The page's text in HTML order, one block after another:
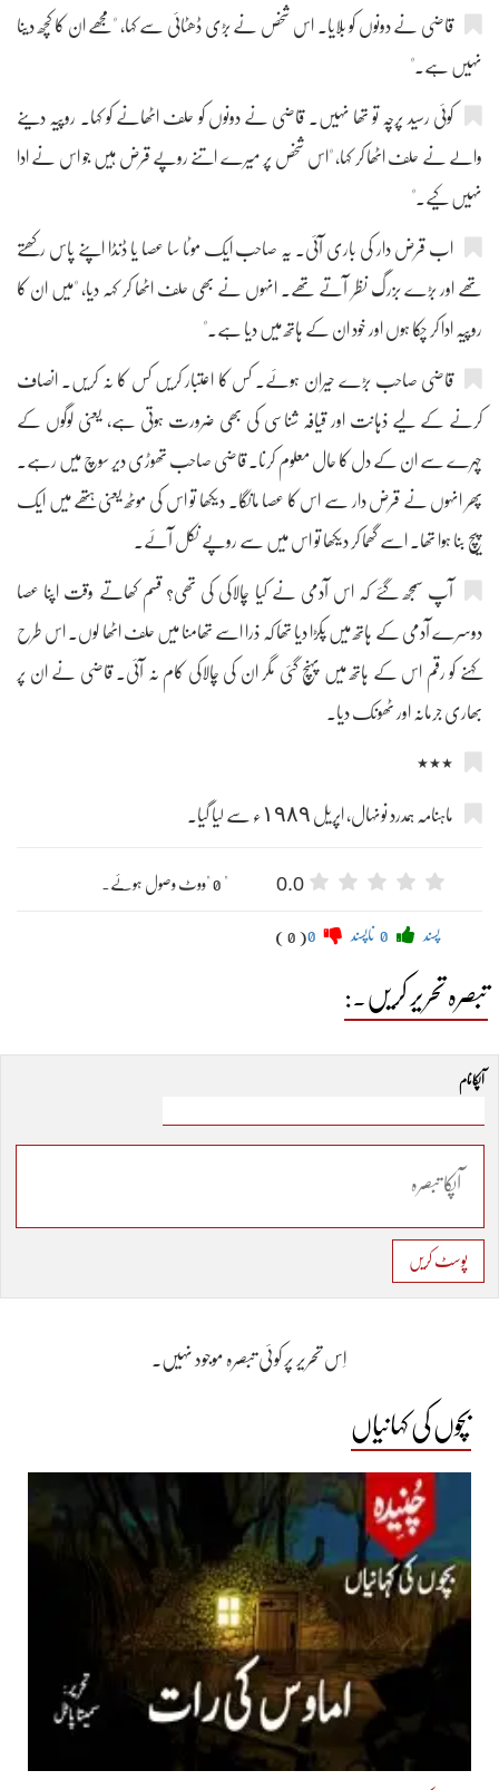
قاضی نے دونوں کو بلایا۔ اس شخص نے بڑی ڈھٹائی سے کہا، "مجھے ان کا کچھ دینا
نہیں ہے۔"
کوئی رسید پرچہ تو تھا نہیں۔ قاضی نے دونوں کو حلف اٹھانے کو کہا۔ روپیہ دینے
والے نے حلف اٹھا کر کہا، "اس شخص پر میرے اتنے روپے قرض ہیں جو اس نے ادا
نہیں کیے۔"
اب قرض دار کی باری آئی۔ یہ صاحب ایک موٹا سا عصا یا ڈنڈا اپنے پاس رکھتے
تھے اور بڑے بزرگ نظر آتے تھے۔ انہوں نے بھی حلف اٹھا کر کہہ دیا، "میں ان کا
روپیہ ادا کر چکا ہوں اور خود ان کے ہاتھ میں دیا ہے۔"
قاضی صاحب بڑے حیران ہوئے۔ کس کا اعتبار کریں کس کا نہ کریں۔ انصاف
کرنے کے لیے ذہانت اور قیافہ شناسی کی بھی ضرورت ہوتی ہے، یعنی لوگوں کے
چہرے سے ان کے دل کا حال معلوم کرنا۔ قاضی صاحب تھوڑی دیر سوچ میں رہے۔
پھر انہوں نے قرض دار سے اس کا عصا مانگا۔ دیکھا تو اس کی موٹھ یعنی ہتھے میں ایک
پیچ بنا ہوا تھا۔ اسے گھما کر دیکھا تو اس میں سے روپے نکل آئے۔
آپ سمجھ گئے کہ اس آدمی نے کیا چالاکی کی تھی؟ قسم کھاتے وقت اپنا عصا
دوسرے آدمی کے ہاتھ میں پکڑا دیا تھا کہ ذرا اسے تھامنا میں حلف اٹھا لوں۔ اس طرح
کہنے کو رقم اس کے ہاتھ میں پہنچ گئی مگر ان کی چالاکی کام نہ آئی۔ قاضی نے ان پر
بھاری جرمانہ اور ٹھونک دیا۔
٭٭٭
ماہنامہ ہمدرد نونہال، اپریل ١٩٨٩ء سے لیا گیا۔
0.0 " 0 "ووٹ وصول ہوئے۔
پسند ناپسند ( 0 )
تبصرہ تحریر کریں۔:
آپکا نام
پوسٹ کریں
اِس تحریر پر کوئی تبصرہ موجود نہیں۔
بچوں کی کہانیاں